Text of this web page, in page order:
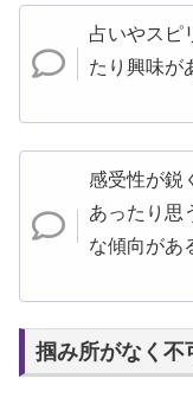
占いやスピ
たり興味が
感受性が鋭
あったり思
な傾向があ
掴み所がなく不